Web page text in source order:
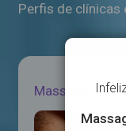
Perfis de clínicas
Massagem